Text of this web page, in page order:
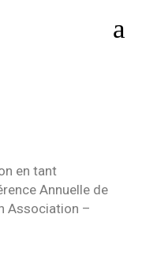
en tant
Annuelle de
Association –